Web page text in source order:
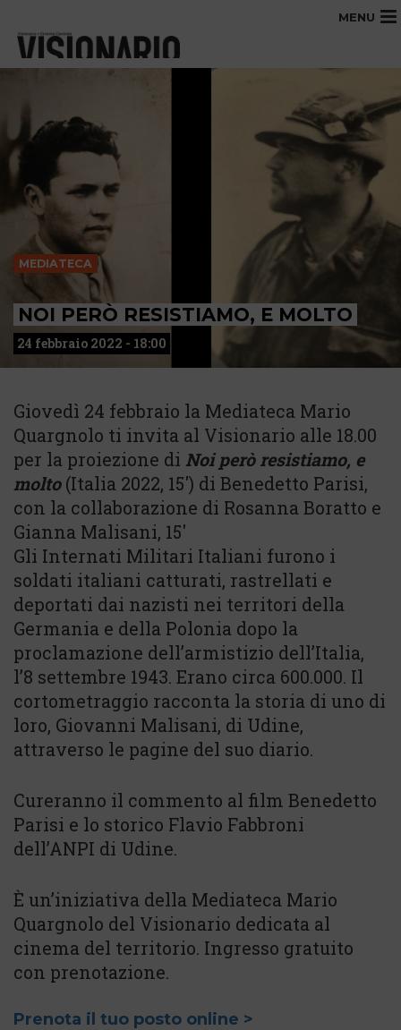
MENU
MEDIATECA
NOI PERÒ RESISTIAMO, E MOLTO
24 febbraio 2022 - 18:00
Giovedì 24 febbraio la Mediateca Mario
Quargnolo ti invita al Visionario alle 18.00
per la proiezione di Noi però resistiamo, e
molto (Italia 2022, 15′) di Benedetto Parisi,
con la collaborazione di Rosanna Boratto e
Gianna Malisani, 15′
Gli Internati Militari Italiani furono i
soldati italiani catturati, rastrellati e
deportati dai nazisti nei territori della
Germania e della Polonia dopo la
proclamazione dell’armistizio dell’Italia,
l’8 settembre 1943. Erano circa 600.000. Il
cortometraggio racconta la storia di uno di
loro, Giovanni Malisani, di Udine,
attraverso le pagine del suo diario.
Cureranno il commento al film Benedetto
Parisi e lo storico Flavio Fabbroni
dell’ANPI di Udine.
È un’iniziativa della Mediateca Mario
Quargnolo del Visionario dedicata al
cinema del territorio. Ingresso gratuito
con prenotazione.
Prenota il tuo posto online >